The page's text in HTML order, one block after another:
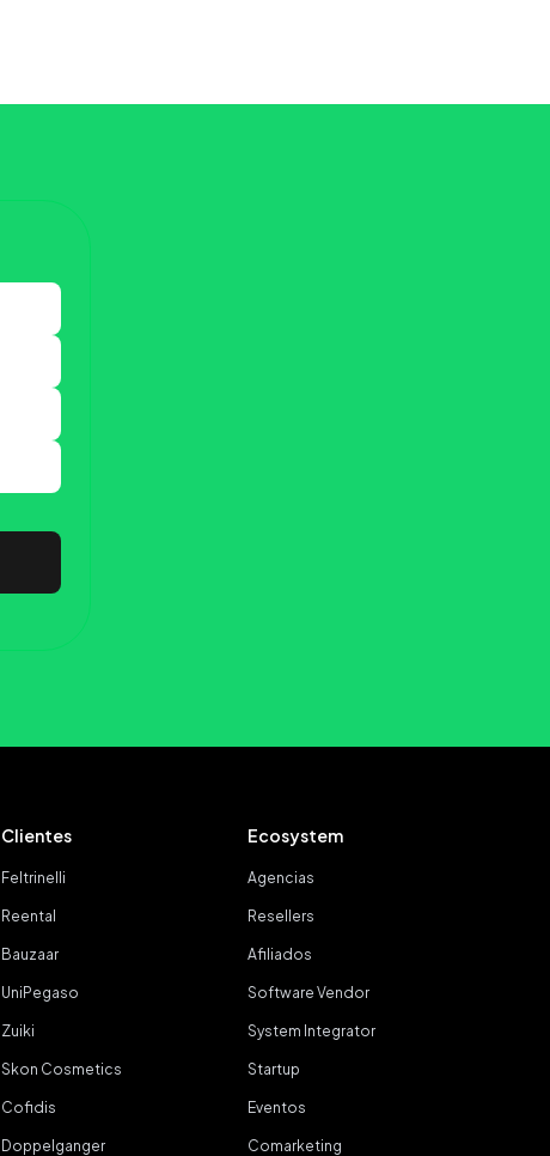
Clientes
Feltrinelli
Reental
Bauzaar
UniPegaso
Zuiki
Skon Cosmetics
Cofidis
Doppelganger
Ecosystem
Agencias
Resellers
Afiliados
Software Vendor
System Integrator
Startup
Eventos
Comarketing